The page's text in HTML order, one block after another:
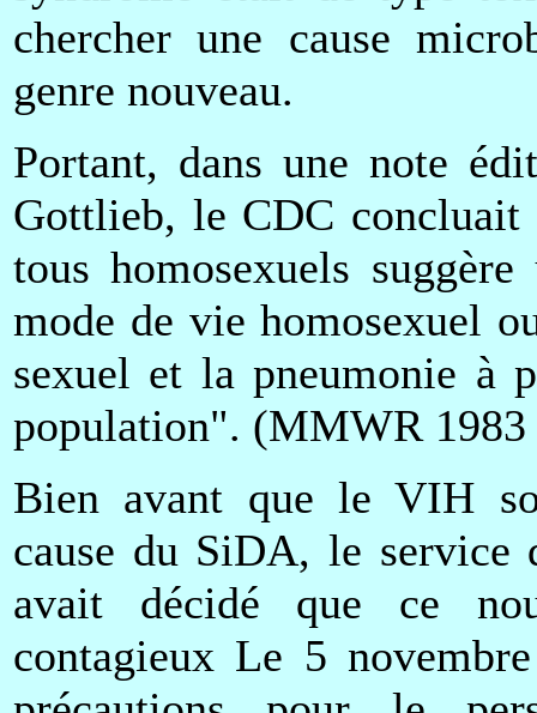
chercher une cause
genre nouveau.
Portant, dans une note
Gottlieb, le CDC
tous homosexuels
mode de vie homosexuel
sexuel et la pneumonie à
population". (MMWR 1983
Bien avant que le VIH
cause du SiDA, le service
avait décidé que ce
contagieux Le 5